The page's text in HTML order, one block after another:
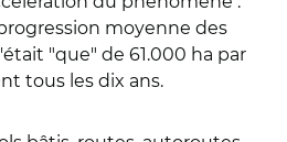
moyenne des
"que" de 61.000 ha par
tous les dix ans.